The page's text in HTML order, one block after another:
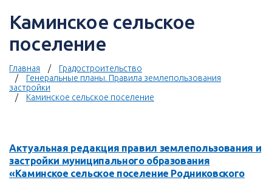
Каминское сельское
поселение
Главная
Градостроительство
Генеральные планы. Правила землепользования
застройки
Каминское сельское поселение
Актуальная редакция правил землепользования и
застройки муниципального образования
«Каминское сельское поселение Родниковского